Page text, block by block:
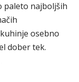
paleto najboljših
osebno
dober tek.